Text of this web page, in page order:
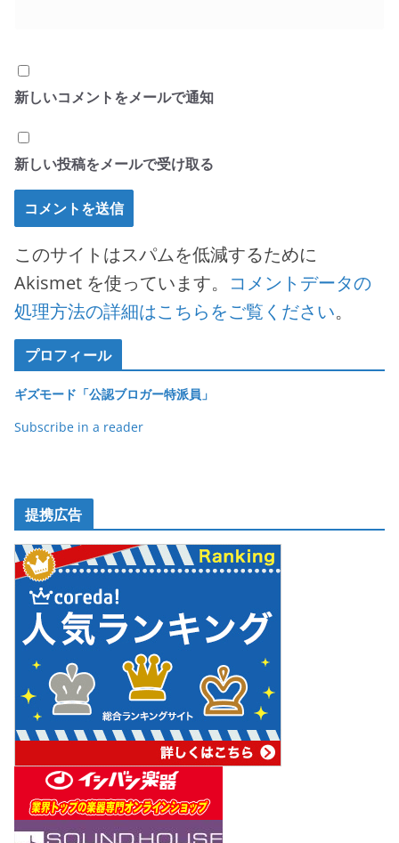
新しいコメントをメールで通知
新しい投稿をメールで受け取る
このサイトはスパムを低減するために
Akismet を使っています。 コメントデータの
処理方法の詳細はこちらをご覧ください。
プロフィール
ギズモード「公認ブロガー特派員」
Subscribe in a reader
提携広告